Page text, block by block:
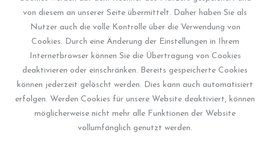
von diesem an unserer Seite übermittelt. Daher haben Sie als
Nutzer auch die volle Kontrolle über die Verwendung von
Cookies. Durch eine Änderung der Einstellungen in Ihrem
Internetbrowser können Sie die Übertragung von Cookies
deaktivieren oder einschränken. Bereits gespeicherte Cookies
können jederzeit gelöscht werden. Dies kann auch automatisiert
erfolgen. Werden Cookies für unsere Website deaktiviert, können
möglicherweise nicht mehr alle Funktionen der Website
vollumfänglich genutzt werden.